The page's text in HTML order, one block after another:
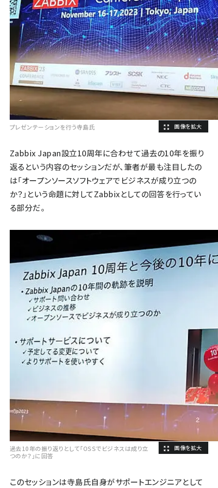
プレゼンテーションを行う寺島氏
Zabbix Japan設立10周年に合わせて過去の10年を振り
返るという内容のセッションだが、筆者が最も注目したの
は「オープンソースソフトウェアでビジネスが成り立つの
か？」という命題に対してZabbixとしての回答を行ってい
る部分だ。
過去10年の振り返りとして「OSSでビジネスは成り立
つのか？」に回答
このセッションは寺島氏自身がサポートエンジニアとして